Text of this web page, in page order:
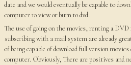
date and we would eventually be capable to
computer to view or burn to dvd.
The use of going on the movies, renting a
subscribing with a mail system are already
of being capable of download full version
computer. Obviously, There are positives and